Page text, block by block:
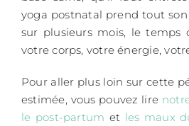
yoga postnatal prend tout son
sur plusieurs mois, le temps
votre corps, votre énergie,
Pour aller plus loin sur cette
estimée, vous pouvez lire
le post-partum et les maux